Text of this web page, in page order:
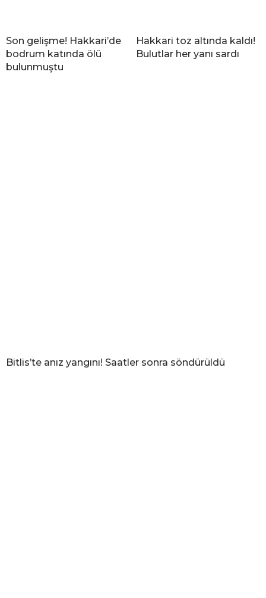
Son gelişme! Hakkari’de
bodrum katında ölü
bulunmuştu
Hakkari toz altında kaldı!
Bulutlar her yanı sardı
Bitlis’te anız yangını! Saatler sonra söndürüldü